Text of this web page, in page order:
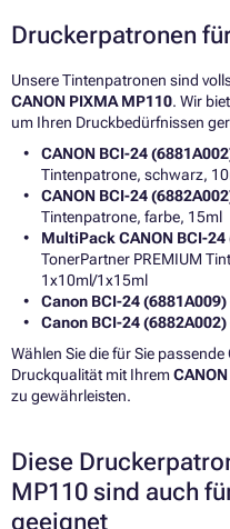
Druckerpatronen
Unsere Tintenpatronen sind
CANON PIXMA MP110. Wir
um Ihren Druckbedürfnissen
CANON BCI-24
Tintenpatrone, schwarz,
CANON BCI-24
Tintenpatrone, farbe, 15ml
MultiPack CANON BCI-
TonerPartner PREMIUM
1x10ml/1x15ml
Canon BCI-24 (6881A009)
Canon BCI-24 (6882A002)
Wählen Sie die für Sie
Druckqualität mit Ihrem
zu gewährleisten.
Diese
MP110 sind auch
geeignet